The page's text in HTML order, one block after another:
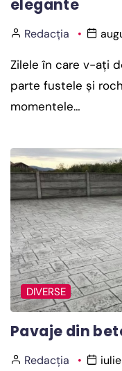
elegante
Redacția
Zilele în care v-ați
parte fustele și
momentele…
DIVERSE
Pavaje din
Redacția